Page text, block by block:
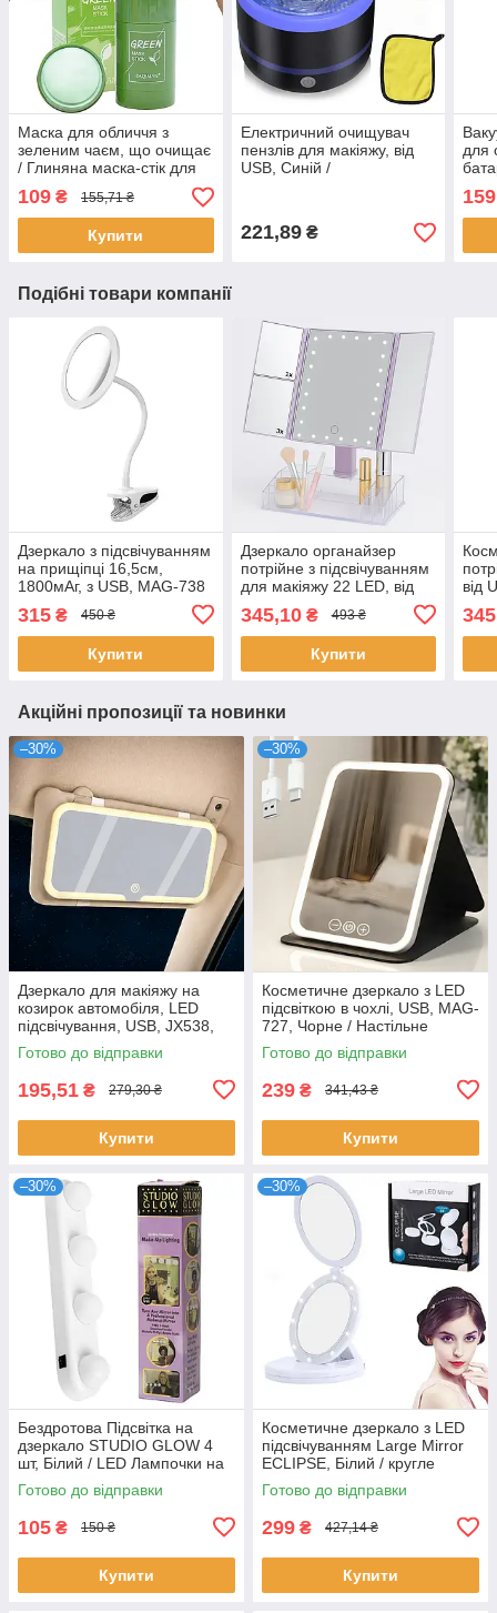
Маска для обличчя з
зеленим чаєм, що очищає
/ Глиняна маска-стік для
глибокого очищення шкіри
та звуження пор
109 ₴ 155,71 ₴
Купити
Електричний очищувач
пензлів для макіяжу, від
USB, Синій /
221,89₴
для
від
Подібні товари компанії
Дзеркало з підсвічуванням
на прищіпці 16,5см,
1800мАг, з USB, MAG-738
Косметичне дзеркало /
Дзеркало для макіяжу
315 ₴ 450 ₴
Купити
Дзеркало органайзер
потрійне з підсвічуванням
для макіяжу 22 LED, від
Настільне дзеркало зі
збільшенням
345,10₴ 493 ₴
Купити
від
345
Акційні пропозиції та новинки
–30%
Дзеркало для макіяжу на
козирок автомобіля, LED
підсвічування, USB, JX538,
Білий / Дзеркало з сенсорним
керуванням
Готово до відправки
195,51 ₴ 279,30 ₴
Купити
–30%
Косметичне дзеркало з LED
підсвіткою в чохлі, USB, MAG-
727, Чорне / Настільне
дзеркало для макіяжу /
Сенсорне дзеркало
Готово до відправки
239 ₴ 341,43 ₴
Купити
–30%
Бездротова Підсвітка на
дзеркало STUDIO GLOW 4
шт, Білий / LED Лампочки на
присосках для дзеркала
Готово до відправки
105 ₴ 150 ₴
Купити
–30%
Косметичне дзеркало з LED
підсвічуванням Large Mirror
ECLIPSE, Білий / кругле
дзеркало для макіяжу
Готово до відправки
299 ₴ 427,14 ₴
Купити